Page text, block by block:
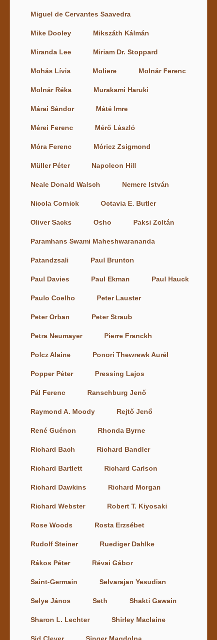
Miguel de Cervantes Saavedra
Mike Dooley Mikszáth Kálmán
Miranda Lee Miriam Dr. Stoppard
Mohás Lívia Moliere Molnár Ferenc
Molnár Réka Murakami Haruki
Márai Sándor Máté Imre
Mérei Ferenc Mérő László
Móra Ferenc Móricz Zsigmond
Müller Péter Napoleon Hill
Neale Donald Walsch Nemere István
Nicola Cornick Octavia E. Butler
Oliver Sacks Osho Paksi Zoltán
Paramhans Swami Maheshwarananda
Patandzsali Paul Brunton
Paul Davies Paul Ekman Paul Hauck
Paulo Coelho Peter Lauster
Peter Orban Peter Straub
Petra Neumayer Pierre Franckh
Polcz Alaine Ponori Thewrewk Aurél
Popper Péter Pressing Lajos
Pál Ferenc Ranschburg Jenő
Raymond A. Moody Rejtő Jenő
René Guénon Rhonda Byrne
Richard Bach Richard Bandler
Richard Bartlett Richard Carlson
Richard Dawkins Richard Morgan
Richard Webster Robert T. Kiyosaki
Rose Woods Rosta Erzsébet
Rudolf Steiner Ruediger Dahlke
Rákos Péter Révai Gábor
Saint-Germain Selvarajan Yesudian
Selye János Seth Shakti Gawain
Sharon L. Lechter Shirley Maclaine